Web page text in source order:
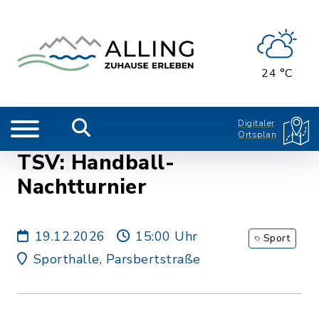
24 °C
Digitaler
Ortsplan
TSV: Handball-
Nachtturnier
19.12.2026
15:00 Uhr
Sporthalle, Parsbertstraße
Sport